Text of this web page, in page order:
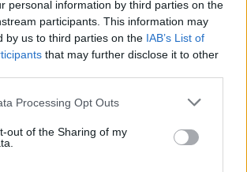
personal information by third parties on the
participants. This information may
by us to third parties on the IAB’s List of
that may further disclose it to other
Processing Opt Outs
out of the Sharing of my
nuomone, Vilniaus identitetui
ryški, kad jos neįmanoma